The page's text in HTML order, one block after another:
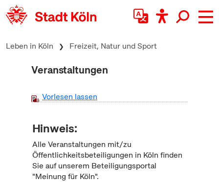
zum Inhalt springen
Leben in Köln Freizeit, Natur und Sport
Veranstaltungen
Vorlesen lassen
Hinweis:
Alle Veranstaltungen mit/zu
Öffentlichkeitsbeteiligungen in Köln finden
Sie auf unserem Beteiligungsportal
"Meinung für Köln".